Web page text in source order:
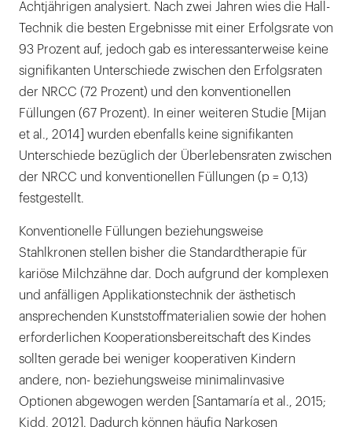
Achtjährigen analysiert. Nach zwei Jahren wies die Hall-
Technik die besten Ergebnisse mit einer Erfolgsrate von
93 Prozent auf, jedoch gab es interessanterweise keine
signifikanten Unterschiede zwischen den Erfolgsraten
der NRCC (72 Prozent) und den konventionellen
Füllungen (67 Prozent). In einer weiteren Studie [Mijan
et al., 2014] wurden ebenfalls keine signifikanten
Unterschiede bezüglich der Überlebensraten zwischen
der NRCC und konventionellen Füllungen (p = 0,13)
festgestellt.
Konventionelle Füllungen beziehungsweise
Stahlkronen stellen bisher die Standardtherapie für
kariöse Milchzähne dar. Doch aufgrund der komplexen
und anfälligen Applikationstechnik der ästhetisch
ansprechenden Kunststoffmaterialien sowie der hohen
erforderlichen Kooperationsbereitschaft des Kindes
sollten gerade bei weniger kooperativen Kindern
andere, non- beziehungsweise minimalinvasive
Optionen abgewogen werden [Santamaría et al., 2015;
Kidd, 2012]. Dadurch können häufig Narkosen